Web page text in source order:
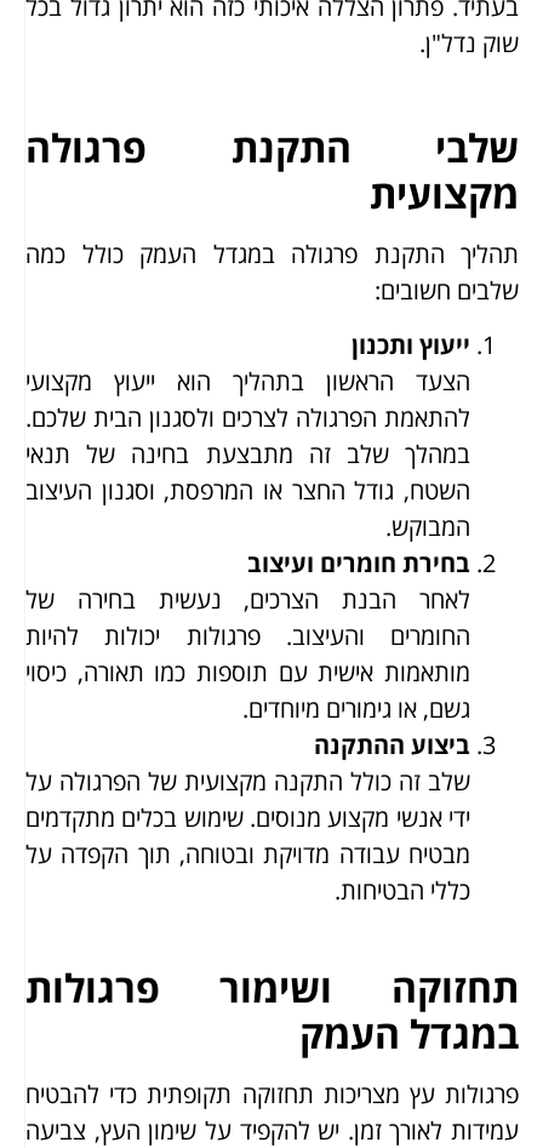
שוק נדל"ן.
שלבי התקנת פרגולה
מקצועית
תהליך התקנת פרגולה במגדל העמק כולל כמה
שלבים חשובים:
ייעוץ ותכנון
הצעד הראשון בתהליך הוא ייעוץ מקצועי
להתאמת הפרגולה לצרכים ולסגנון הבית שלכם.
במהלך שלב זה מתבצעת בחינה של תנאי
השטח, גודל החצר או המרפסת, וסגנון העיצוב
המבוקש.
בחירת חומרים ועיצוב
לאחר הבנת הצרכים, נעשית בחירה של
החומרים והעיצוב. פרגולות יכולות להיות
מותאמות אישית עם תוספות כמו תאורה, כיסוי
גשם, או גימורים מיוחדים.
ביצוע ההתקנה
שלב זה כולל התקנה מקצועית של הפרגולה על
ידי אנשי מקצוע מנוסים. שימוש בכלים מתקדמים
מבטיח עבודה מדויקת ובטוחה, תוך הקפדה על
כללי הבטיחות.
תחזוקה ושימור פרגולות
במגדל העמק
פרגולות עץ מצריכות תחזוקה תקופתית כדי להבטיח
עמידות לאורך זמן. יש להקפיד על שימון העץ, צביעה